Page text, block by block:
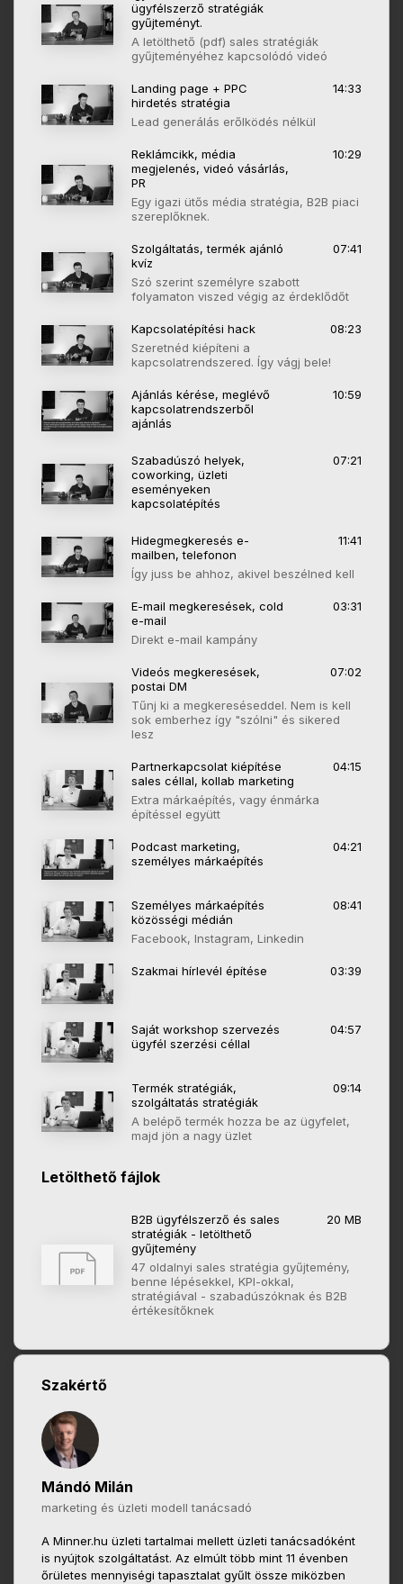
ügyfélszerző stratégiák
gyűjteményt.
A letölthető (pdf) sales stratégiák
gyűjteményéhez kapcsolódó videó
Landing page + PPC
hirdetés stratégia
14:33
Lead generálás erőlködés nélkül
Reklámcikk, média
megjelenés, videó vásárlás,
PR
10:29
Egy igazi ütős média stratégia, B2B piaci
szereplőknek.
Szolgáltatás, termék ajánló
kvíz
07:41
Szó szerint személyre szabott
folyamaton viszed végig az érdeklődőt
Kapcsolatépítési hack
08:23
Szeretnéd kiépíteni a
kapcsolatrendszered. Így vágj bele!
Ajánlás kérése, meglévő
kapcsolatrendszerből
ajánlás
10:59
Szabadúszó helyek,
coworking, üzleti
eseményeken
kapcsolatépítés
07:21
Hidegmegkeresés e-
mailben, telefonon
11:41
Így juss be ahhoz, akivel beszélned kell
E-mail megkeresések, cold
e-mail
03:31
Direkt e-mail kampány
Videós megkeresések,
postai DM
07:02
Tűnj ki a megkereséseddel. Nem is kell
sok emberhez így "szólni" és sikered
lesz
Partnerkapcsolat kiépítése
sales céllal, kollab marketing
04:15
Extra márkaépítés, vagy énmárka
építéssel együtt
Podcast marketing,
személyes márkaépítés
04:21
Személyes márkaépítés
közösségi médián
08:41
Facebook, Instagram, Linkedin
Szakmai hírlevél építése 03:39
Saját workshop szervezés
ügyfél szerzési céllal
04:57
Termék stratégiák,
szolgáltatás stratégiák
09:14
A belépő termék hozza be az ügyfelet,
majd jön a nagy üzlet
Letölthető fájlok
B2B ügyfélszerző és sales
stratégiák - letölthető
gyűjtemény
20 MB
47 oldalnyi sales stratégia gyűjtemény,
benne lépésekkel, KPI-okkal,
stratégiával - szabadúszóknak és B2B
értékesítőknek
Szakértő
Mándó Milán
marketing és üzleti modell tanácsadó
A Minner.hu üzleti tartalmai mellett üzleti tanácsadóként
is nyújtok szolgáltatást. Az elmúlt több mint 11 évenben
őrületes mennyiségi tapasztalat gyűlt össze miközben